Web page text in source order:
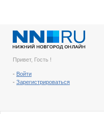
Привет, Гость !
- Войти
- Зарегистрироваться